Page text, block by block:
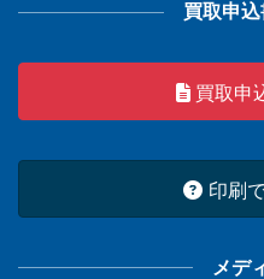
買取申
買取申
印刷
メデ